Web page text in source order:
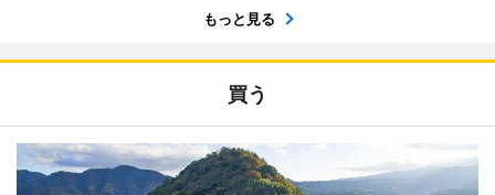
もっと見る
買う